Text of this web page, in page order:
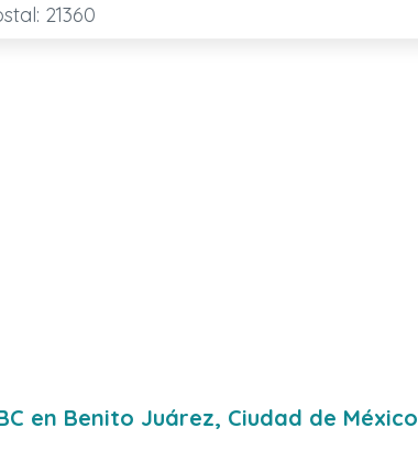
21360
en Benito Juárez, Ciudad de México